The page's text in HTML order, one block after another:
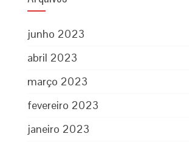
junho 2023
abril 2023
março 2023
fevereiro 2023
janeiro 2023